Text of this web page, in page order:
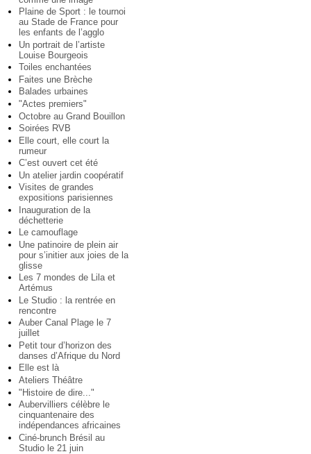
Plaine de Sport : le tournoi
au Stade de France pour
les enfants de l’agglo
Un portrait de l’artiste
Louise Bourgeois
Toiles enchantées
Faites une Brèche
Balades urbaines
"Actes premiers"
Octobre au Grand Bouillon
Soirées RVB
Elle court, elle court la
rumeur
C’est ouvert cet été
Un atelier jardin coopératif
Visites de grandes
expositions parisiennes
Inauguration de la
déchetterie
Le camouflage
Une patinoire de plein air
pour s’initier aux joies de la
glisse
Les 7 mondes de Lila et
Artémus
Le Studio : la rentrée en
rencontre
Auber Canal Plage le 7
juillet
Petit tour d’horizon des
danses d’Afrique du Nord
Elle est là
Ateliers Théâtre
"Histoire de dire..."
Aubervilliers célèbre le
cinquantenaire des
indépendances africaines
Ciné-brunch Brésil au
Studio le 21 juin